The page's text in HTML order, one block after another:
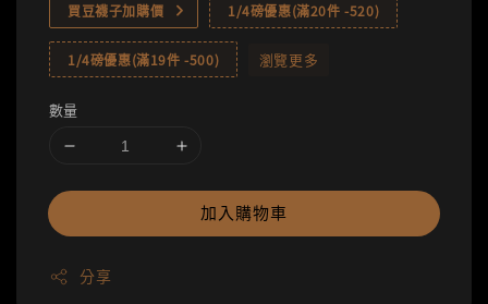
買豆襪子加購價 1/4磅優惠(滿20件 -520)
1/4磅優惠(滿19件 -500) 瀏覽更多
數量
加入購物車
分享